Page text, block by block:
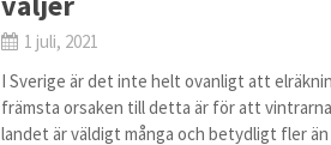
1 juli, 2021
I Sverige är det inte helt ovanligt att
främsta orsaken till detta är för att
landet är väldigt många och betydligt fler